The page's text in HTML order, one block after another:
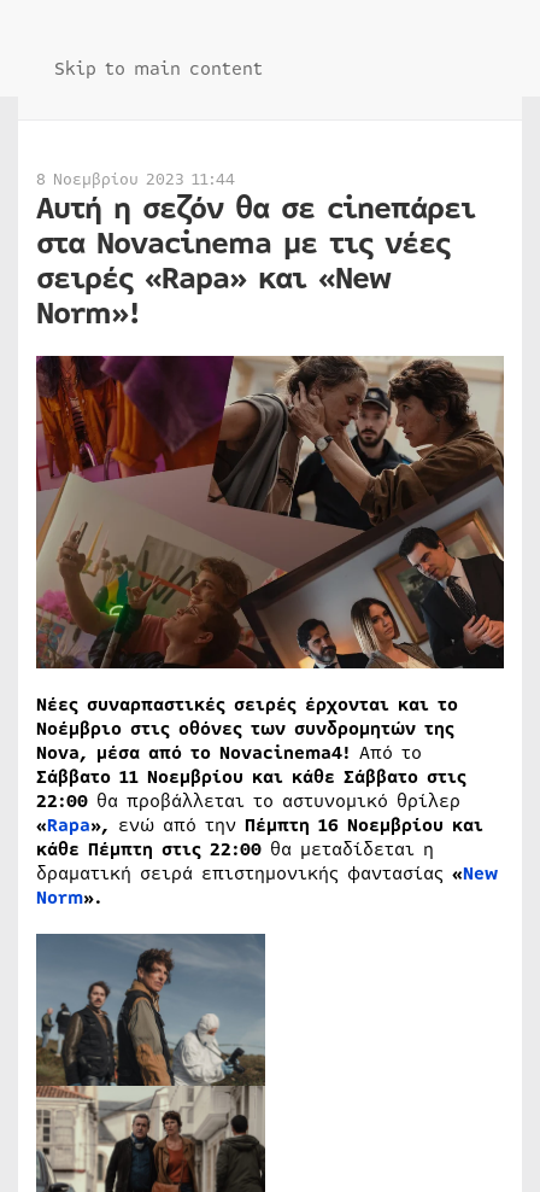
Skip to main content
8 Νοεμβρίου 2023 11:44
Αυτή η σεζόν θα σε cineπάρει
στα Novacinema με τις νέες
σειρές «Rapa» και «New
Norm»!
Νέες συναρπαστικές σειρές έρχονται και το
Νοέμβριο στις οθόνες των συνδρομητών της
Nova, μέσα από το Novacinema4! Από το
Σάββατο 11 Νοεμβρίου και κάθε Σάββατο στις
22:00 θα προβάλλεται το αστυνομικό θρίλερ
«Rapa», ενώ από την Πέμπτη 16 Νοεμβρίου και
κάθε Πέμπτη στις 22:00 θα μεταδίδεται η
δραματική σειρά επιστημονικής φαντασίας «New
Norm».